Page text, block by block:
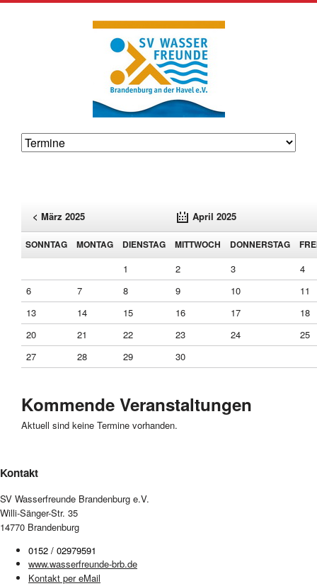
< März 2025 April 2025
SONNTAG MONTAG DIENSTAG MITTWOCH DONNERSTAG FR
1 2 3
4
6
7 8 9 10
11
13
14 15 16 17
18
20
21 22 23 24
25
27
28 29 30
Kommende Veranstaltungen
Aktuell sind keine Termine vorhanden.
Kontakt
SV Wasserfreunde Brandenburg e.V.
Willi-Sänger-Str. 35
14770 Brandenburg
0152 / 02979591
www.wasserfreunde-brb.de
Kontakt per eMail